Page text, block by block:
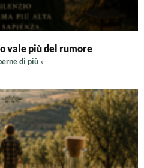
vale più del rumore
di più »